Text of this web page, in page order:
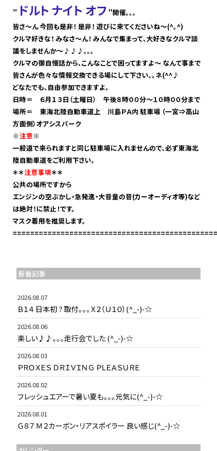
＂ ドルト ナイト オフ ＂開催。。。
皆さ～ん 今回も是非！ 是非！ 遊びに来てくださいね～(^。^)
クルマ好きな！ みなさ～ん！ みんなで集まって、大好きなクルマ談
議をしませんか～♪♪♪。。。
クルマの御自慢話から、こんなことで困ってますよ～ なんて事まで
皆さんが色々な情報交換できる場にして下さい。。ネ(^^♪
どなたでも、自由参加できますよ。
日時＝ ６月１３日（土曜日） 午後８時００分～１０時００分まで
場所＝ 東海北陸自動車道上 川島ＰＡ内 駐車場 （一宮⇒高山
方面側）オアシスパーク
※注意※
一般道で来られますと同じ駐車場に入れませんので、必ず東海北
陸自動車道をご利用下さい。
＊＊注意事項＊＊
公共の場所ですから
エンジンの空ぶかし・急発進・大音量の音(カーオーディオ等)など
は絶対！に禁止！です。
マスク着用を推奨します。
新着記事
2026.08.07
Ｂ１４ 日本初 ? 取付。。。Ｘ２（Ｕ１０）(^_-)-☆
2026.08.06
楽しい♪♪。。。走行会でした (^_-)-☆
2026.08.03
ＰＲＯＸＥＳ ＤＲＩＶＩＮＧ ＰＬＥＡＳＵＲＥ
2026.08.02
フレッシュエアーで暑い夏も。。。元気に(^_-)-☆
2026.08.01
Ｇ８７ Ｍ２カーボン・リアスポイラー 良い感じ(^_-)-☆